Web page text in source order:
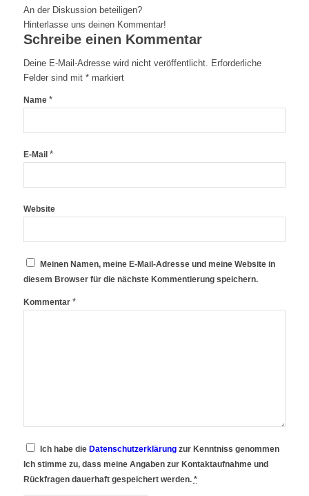
An der Diskussion beteiligen?
Hinterlasse uns deinen Kommentar!
Schreibe einen Kommentar
Deine E-Mail-Adresse wird nicht veröffentlicht. Erforderliche
Felder sind mit *markiert
Name *
E-Mail *
Website
Meinen Namen, meine E-Mail-Adresse und meine Website in
diesem Browser für die nächste Kommentierung speichern.
Kommentar *
Ich habe die Datenschutzerklärungzur Kenntniss genommen
Ich stimme zu, dass meine Angaben zur Kontaktaufnahme und
Rückfragen dauerhaft gespeichert werden. *